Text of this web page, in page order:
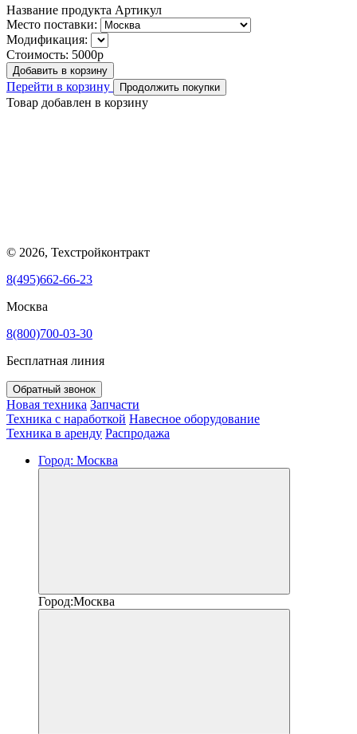
Название продукта Артикул
Место поставки:
Модификация:
Стоимость: 5000р
Добавить в корзину
Перейти в корзину Продолжить покупки
Товар добавлен в корзину
© 2026, Техстройконтракт
8(495)662-66-23
Москва
8(800)700-03-30
Бесплатная линия
Обратный звонок
Новая техника Запчасти
Техника с наработкой Навесное оборудование
Техника в аренду Распродажа
Город: Москва
Город:Москва